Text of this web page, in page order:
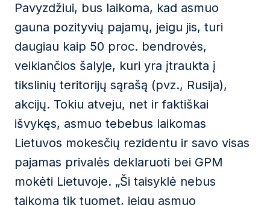
Pavyzdžiui, bus laikoma, kad asmuo
gauna pozityvių pajamų, jeigu jis, turi
daugiau kaip 50 proc. bendrovės,
veikiančios šalyje, kuri yra įtraukta į
tikslinių teritorijų sąrašą (pvz., Rusija),
akcijų. Tokiu atveju, net ir faktiškai
išvykęs, asmuo tebebus laikomas
Lietuvos mokesčių rezidentu ir savo visas
pajamas privalės deklaruoti bei GPM
mokėti Lietuvoje. „Ši taisyklė nebus
taikoma tik tuomet, jeigu asmuo